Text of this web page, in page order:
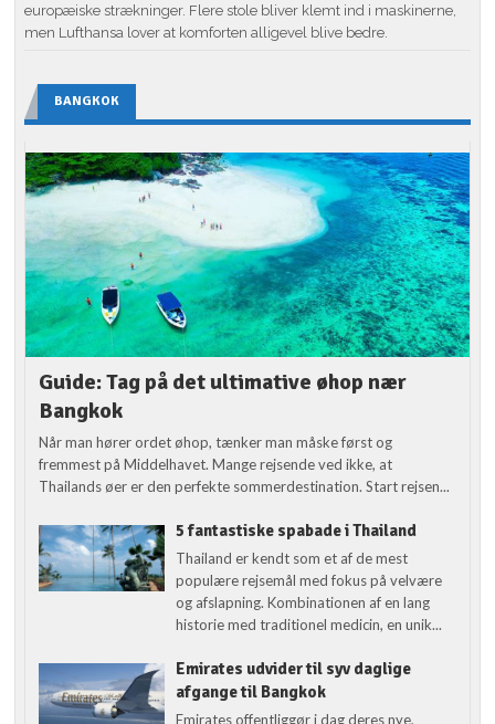
europæiske strækninger. Flere stole bliver klemt ind i maskinerne,
men Lufthansa lover at komforten alligevel blive bedre.
BANGKOK
Guide: Tag på det ultimative øhop nær
Bangkok
Når man hører ordet øhop, tænker man måske først og
fremmest på Middelhavet. Mange rejsende ved ikke, at
Thailands øer er den perfekte sommerdestination. Start rejsen...
5 fantastiske spabade i Thailand
Thailand er kendt som et af de mest
populære rejsemål med fokus på velvære
og afslapning. Kombinationen af en lang
historie med traditionel medicin, en unik...
Emirates udvider til syv daglige
afgange til Bangkok
Emirates offentliggør i dag deres nye,